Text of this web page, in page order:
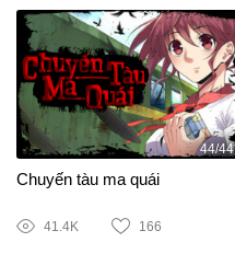
44/44
Chuyến tàu ma quái
41.4K 166